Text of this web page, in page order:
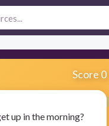
Score 0
up in the morning?